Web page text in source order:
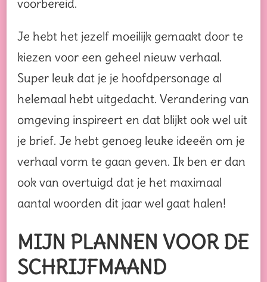
voorbereid.
Je hebt het jezelf moeilijk gemaakt door te
kiezen voor een geheel nieuw verhaal.
Super leuk dat je je hoofdpersonage al
helemaal hebt uitgedacht. Verandering van
omgeving inspireert en dat blijkt ook wel uit
je brief. Je hebt genoeg leuke ideeën om je
verhaal vorm te gaan geven. Ik ben er dan
ook van overtuigd dat je het maximaal
aantal woorden dit jaar wel gaat halen!
MIJN PLANNEN VOOR DE
SCHRIJFMAAND